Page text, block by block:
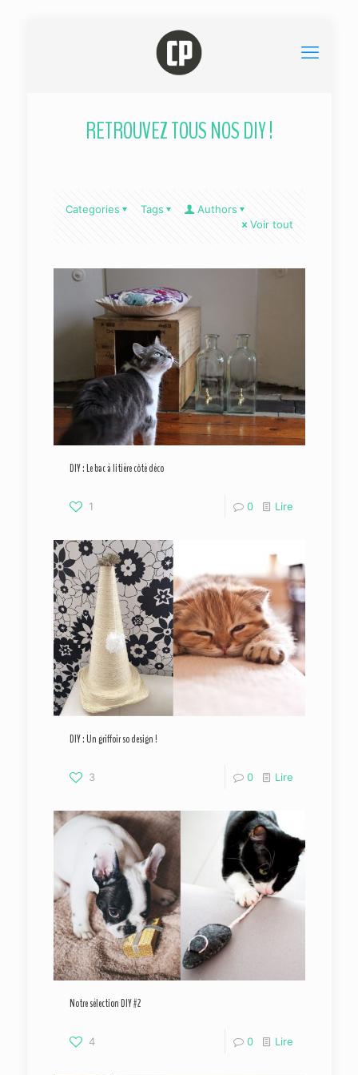
RETROUVEZ TOUS NOS DIY !
Categories Tags
Authors
Voir tout
DIY : Le bac à litière côté déco
1 0 Lire
DIY : Un griffoir so design !
3 0 Lire
Notre sélection DIY #2
4 0 Lire